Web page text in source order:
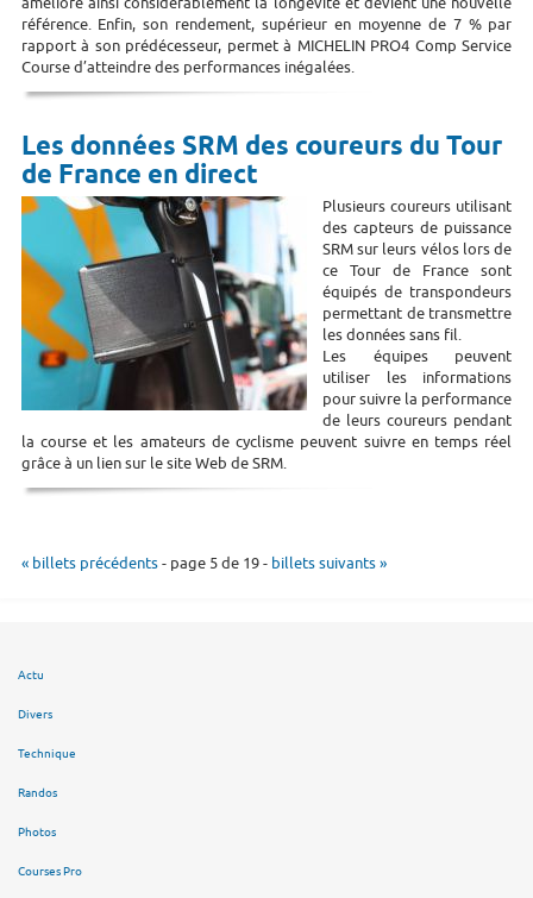
référence. Enfin, son rendement, supérieur en moyenne de 7 % par
rapport à son prédécesseur, permet à MICHELIN PRO4 Comp Service
Course d’atteindre des performances inégalées.
Les données SRM des coureurs du Tour
de France en direct
Plusieurs coureurs utilisant
des capteurs de puissance
SRM sur leurs vélos lors de
ce Tour de France sont
équipés de transpondeurs
permettant de transmettre
les données sans fil.
Les équipes peuvent
utiliser les informations
pour suivre la performance
de leurs coureurs pendant
la course et les amateurs de cyclisme peuvent suivre en temps réel
grâce à un lien sur le site Web de SRM.
« billets précédents- page 5 de 19 - billets suivants »
Actu
Divers
Technique
Randos
Photos
Courses Pro